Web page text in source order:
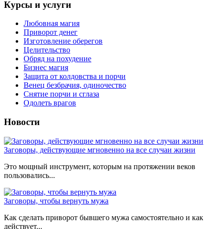
Курсы и услуги
Любовная магия
Приворот денег
Изготовление оберегов
Целительство
Обряд на похудение
Бизнес магия
Защита от колдовства и порчи
Венец безбрачия, одиночество
Снятие порчи и сглаза
Одолеть врагов
Новости
Заговоры, действующие мгновенно на все случаи жизни
Это мощный инструмент, которым на протяжении веков
пользовались...
Заговоры, чтобы вернуть мужа
Как сделать приворот бывшего мужа самостоятельно и как
действует...